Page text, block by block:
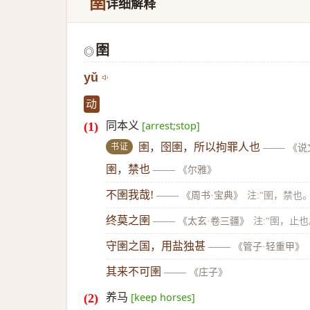
详细解释
◎ 圉
yǔ
动
同本义 [arrest;stop]
书证 圉，囹圉，所以拘罪人也 —— 《说
圉，禁也 —— 《尔雅》
不圉我哉! —— 《周书·宝典》 注:“圉，禁也
终莫之圉 —— 《太玄·卷三疆》 注:“圉，止也
守圉之国，用盐独甚 —— 《管子·轻重甲》
其来不可圉 —— 《庄子》
养马 [keep horses]